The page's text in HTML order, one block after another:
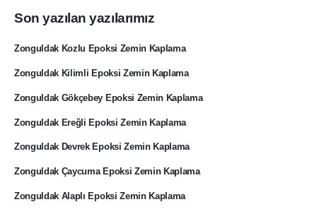
Son yazılan yazılarımız
Zonguldak Kozlu Epoksi Zemin Kaplama
Zonguldak Kilimli Epoksi Zemin Kaplama
Zonguldak Gökçebey Epoksi Zemin Kaplama
Zonguldak Ereğli Epoksi Zemin Kaplama
Zonguldak Devrek Epoksi Zemin Kaplama
Zonguldak Çaycuma Epoksi Zemin Kaplama
Zonguldak Alaplı Epoksi Zemin Kaplama